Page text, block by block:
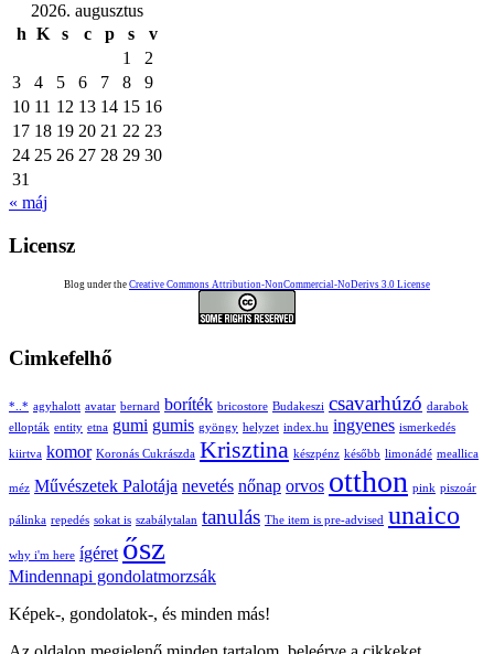
2026. augusztus
h K s c p s
v
1
2
3
4 5 6 7 8
9
10 11 12 13 14 15 16
17 18 19 20 21 22 23
24 25 26 27 28 29 30
31
« máj
Licensz
Blog under the Creative Commons Attribution-NonCommercial-NoDerivs 3.0 License
Cimkefelhő
*..* agyhalott avatar bernard boríték bricostore Budakeszi csavarhúzó darabok
ellopták entity etna gumi gumis gyöngy helyzet index.hu ingyenes ismerkedés
kiirtva komor Koronás Cukrászda Krisztina készpénz később limonádé meallica
méz Művészetek Palotája nevetés nőnap orvos otthon pink piszoár
pálinka repedés sokat is szabálytalan tanulás The item is pre-advised unaico
why i'm here ígéret ősz
Mindennapi gondolatmorzsák
Képek-, gondolatok-, és minden más!